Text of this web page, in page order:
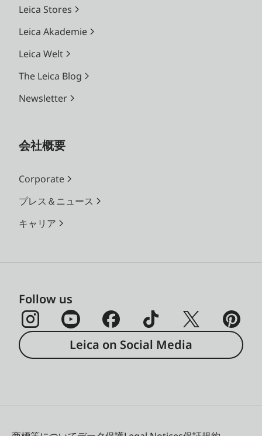
Leica Stores
Leica Akademie
Leica Welt
The Leica Blog
Newsletter
会社概要
Corporate
プレス＆ニュース
キャリア
Follow us
Leica on Social Media